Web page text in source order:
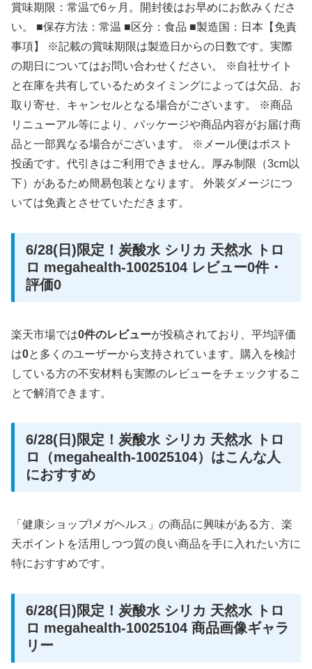
賞味期限：常温で6ヶ月。開封後はお早めにお飲みくださ
い。 ■保存方法：常温 ■区分：食品 ■製造国：日本【免責
事項】 ※記載の賞味期限は製造日からの日数です。実際
の期日についてはお問い合わせください。 ※自社サイト
と在庫を共有しているためタイミングによっては欠品、お
取り寄せ、キャンセルとなる場合がございます。 ※商品
リニューアル等により、パッケージや商品内容がお届け商
品と一部異なる場合がございます。 ※メール便はポスト
投函です。代引きはご利用できません。厚み制限（3cm以
下）があるため簡易包装となります。 外装ダメージにつ
いては免責とさせていただきます。
6/28(日)限定！炭酸水 シリカ 天然水 トロ
ロ megahealth-10025104 レビュー0件・
評価0
楽天市場では0件のレビューが投稿されており、平均評価
は0と多くのユーザーから支持されています。購入を検討
している方の不安材料も実際のレビューをチェックするこ
とで解消できます。
6/28(日)限定！炭酸水 シリカ 天然水 トロ
ロ（megahealth-10025104）はこんな人
におすすめ
「健康ショップ!メガヘルス」の商品に興味がある方、楽
天ポイントを活用しつつ質の良い商品を手に入れたい方に
特におすすめです。
6/28(日)限定！炭酸水 シリカ 天然水 トロ
ロ megahealth-10025104 商品画像ギャラ
リー